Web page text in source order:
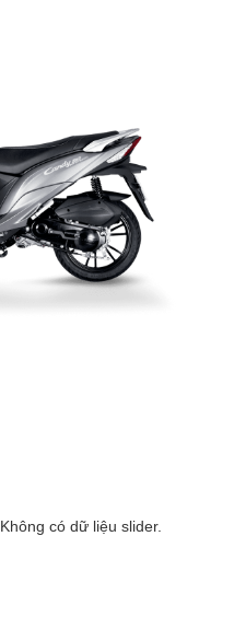
Không có dữ liệu slider.